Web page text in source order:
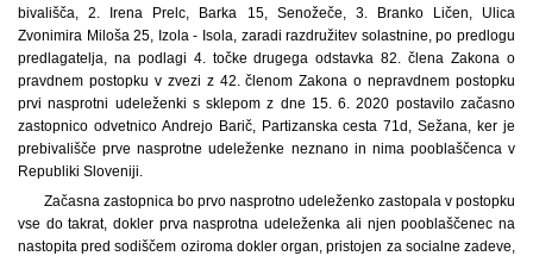
bivališča, 2. Irena Prelc, Barka 15, Senožeče, 3. Branko Ličen, Ulica
Zvonimira Miloša 25, Izola - Isola, zaradi razdružitev solastnine, po predlogu
predlagatelja, na podlagi 4. točke drugega odstavka 82. člena Zakona o
pravdnem postopku v zvezi z 42. členom Zakona o nepravdnem postopku
prvi nasprotni udeleženki s sklepom z dne 15. 6. 2020 postavilo začasno
zastopnico odvetnico Andrejo Barič, Partizanska cesta 71d, Sežana, ker je
prebivališče prve nasprotne udeleženke neznano in nima pooblaščenca v
Republiki Sloveniji.
Začasna zastopnica bo prvo nasprotno udeleženko zastopala v postopku
vse do takrat, dokler prva nasprotna udeleženka ali njen pooblaščenec na
nastopita pred sodiščem oziroma dokler organ, pristojen za socialne zadeve,